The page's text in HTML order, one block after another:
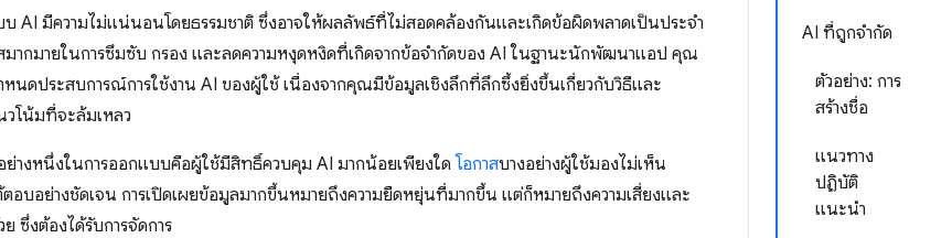
AI ที่ถูกจำกัด
ตัวอย่าง: การ
สร้างชื่อ
แนวทาง
ปฏิบัติ
แนะนำ
AI มีความไม่แน่นอนโดยธรรมชาติ ซึ่งอาจให้ผลลัพธ์ที่ไม่สอดคล้องกันและเกิดข้อผิดพลาดเป็นประจำ
มากมายในการซึมซับ กรอง และลดความหงุดหงิดที่เกิดจากข้อจำกัดของ AI ในฐานะนักพัฒนาแอป คุณ
นดประสบการณ์การใช้งาน AI ของผู้ใช้ เนื่องจากคุณมีข้อมูลเชิงลึกที่ลึกซึ้งยิ่งขึ้นเกี่ยวกับวิธีและ
โน้มที่จะล้มเหลว
างหนึ่งในการออกแบบคือผู้ใช้มีสิทธิ์ควบคุม AI มากน้อยเพียงใด โอกาสบางอย่างผู้ใช้มองไม่เห็น
อบอย่างชัดเจน การเปิดเผยข้อมูลมากขึ้นหมายถึงความยืดหยุ่นที่มากขึ้น แต่ก็หมายถึงความเสี่ยงและ
ซึ่งต้องได้รับการจัดการ